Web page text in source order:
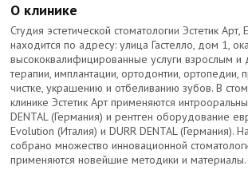
О клинике
Студия эстетической стоматологии Эстетик Арт,
находится по адресу: улица Гастелло, дом 1,
высококвалифицированные услуги взрослым и
терапии, имплантации, ортодонтии, ортопедии,
чистке, украшению и отбеливанию зубов. В
клинике Эстетик Арт применяются
DENTAL (Германия) и рентген оборудование
Evolution (Италия) и DURR DENTAL (Германия).
собрано множество инновационной
применяются новейшие методики и материалы.